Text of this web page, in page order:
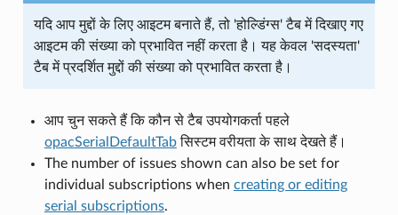
यदि आप मुद्दों के लिए आइटम बनाते हैं, तो 'होल्डिंग्स' टैब में दिखाए गए
आइटम की संख्या को प्रभावित नहीं करता है। यह केवल 'सदस्यता'
टैब में प्रदर्शित मुद्दों की संख्या को प्रभावित करता है।
आप चुन सकते हैं कि कौन से टैब उपयोगकर्ता पहले
opacSerialDefaultTabसिस्टम वरीयता के साथ देखते हैं।
The number of issues shown can also be set for
individual subscriptions when creating or editing
serial subscriptions.